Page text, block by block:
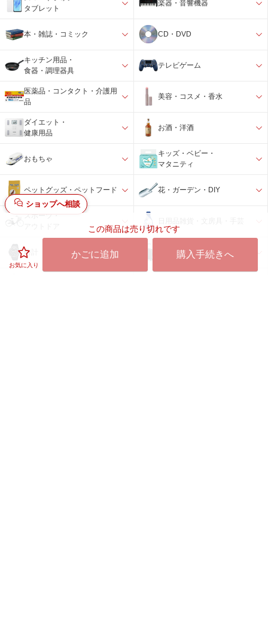
この商品は売り切れです
お気に入り
かごに追加 購入手続きへ
ショップへ相談
タブレット
楽器・音響機器
本・雑誌・コミック CD・DVD
キッチン用品・
食器・調理器具
テレビゲーム
医薬品・コンタクト・介護用
品
美容・コスメ・香水
ダイエット・
健康用品
お酒・洋酒
おもちゃ
キッズ・ベビー・
マタニティ
ペットグッズ・ペットフード 花・ガーデン・DIY
スポーツ・
時計